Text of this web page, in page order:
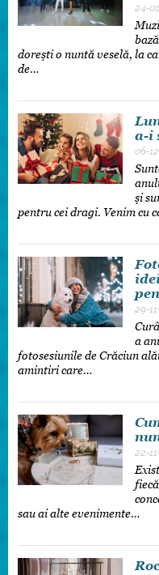
24-
dorești o nuntă veselă, la
de…
a-i
06-
și
pentru cei dragi. Venim cu
29-
a
fotosesiunile de Crăciun
amintiri care…
22-
sau ai alte evenimente…